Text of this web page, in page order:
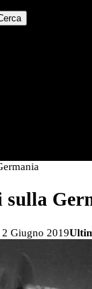
sulla
2 Giugno 2019